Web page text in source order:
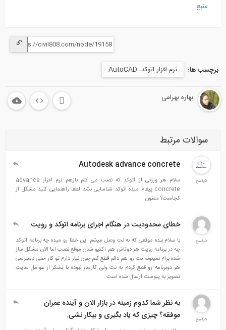
منبع
برچسب ها: نرم افزار اتوکد، AutoCAD
بهاره بهرامی
سوالات مرتبط
Autodesk advance concrete
سلام هر ورژنی از اتوکد که نصب می کنم بازهم نرم افزار advance
concrete پیغام میده اتوکد شناسایی نشد لطفا راهنمایی کنید مشکل از
کجاست؟ ممنون
خطای محدودیت در هنگام اجرای برنامه اتوکد و رویت
با سلام بنده موقعی که به نت وصل میشم این خطا رو میده چه برنامه اتوکد
چه در برنامه رویت هر دوتاش هم اکتیو شدن موقع نصب اما الان مشکل ساز
شده برام.نمیتونم نت رو هم دائم قطع کنم چون نیاز دارم تو کار.حتی دسترسی
هر دوبرنامه رو قطع کردم به نت ولی کارساز نبوده با تشکر از عوامل سایت
تصویر به پیوست ارسال شده است
به نظر شما کدوم زمینه در بازار الان و آینده عمران
موفقه؟ چیزی که یاد بگیری و بیکار نشی.